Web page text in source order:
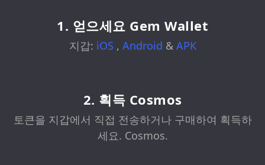
1. 얻으세요 Gem Wallet
지갑: iOS , Android & APK
2. 획득 Cosmos
토큰을 지갑에서 직접 전송하거나 구매하여 획득하
세요. Cosmos.